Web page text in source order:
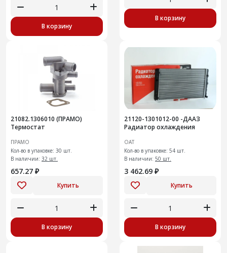
В корзину
В корзину
21082.1306010 (ПРАМО)
Термостат
ПРАМО
Кол-во в упаковке: 30 шт.
В наличии: 32 шт.
657.27 ₽
Купить
В корзину
21120-1301012-00 -ДААЗ
Радиатор охлаждения
ОАТ
Кол-во в упаковке: 54 шт.
В наличии: 50 шт.
3 462.69 ₽
Купить
В корзину